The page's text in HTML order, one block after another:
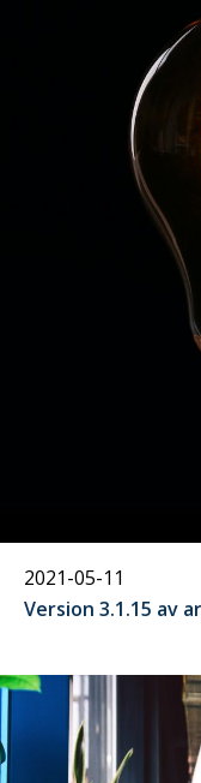
2021-05-11
Version 3.1.15 av